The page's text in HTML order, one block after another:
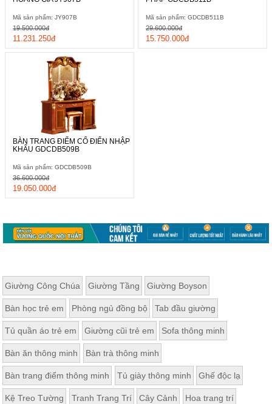
Mã sản phẩm: JY907B
11.231.250đ
19.500.000đ
Mã sản phẩm: GDCDB511B
15.750.000đ
29.600.000đ
BÀN TRANG ĐIỂM CỔ ĐIỂN NHẬP
KHẨU GDCDB509B
Mã sản phẩm: GDCDB509B
19.050.000đ
36.600.000đ
Giường Công Chúa Giường Tầng Giường Boyson
Bàn học trẻ em Phòng ngủ đồng bộ Tab đầu giường
Tủ quần áo trẻ em Giường cũi trẻ em Sofa thông minh
Bàn ăn thông minh Bàn trà thông minh
Bàn trang điểm thông minh Tủ giày thông minh Ghế độc lạ
Kệ Treo Tường Tranh Trang Trí Cây Cảnh Hoa trang trí